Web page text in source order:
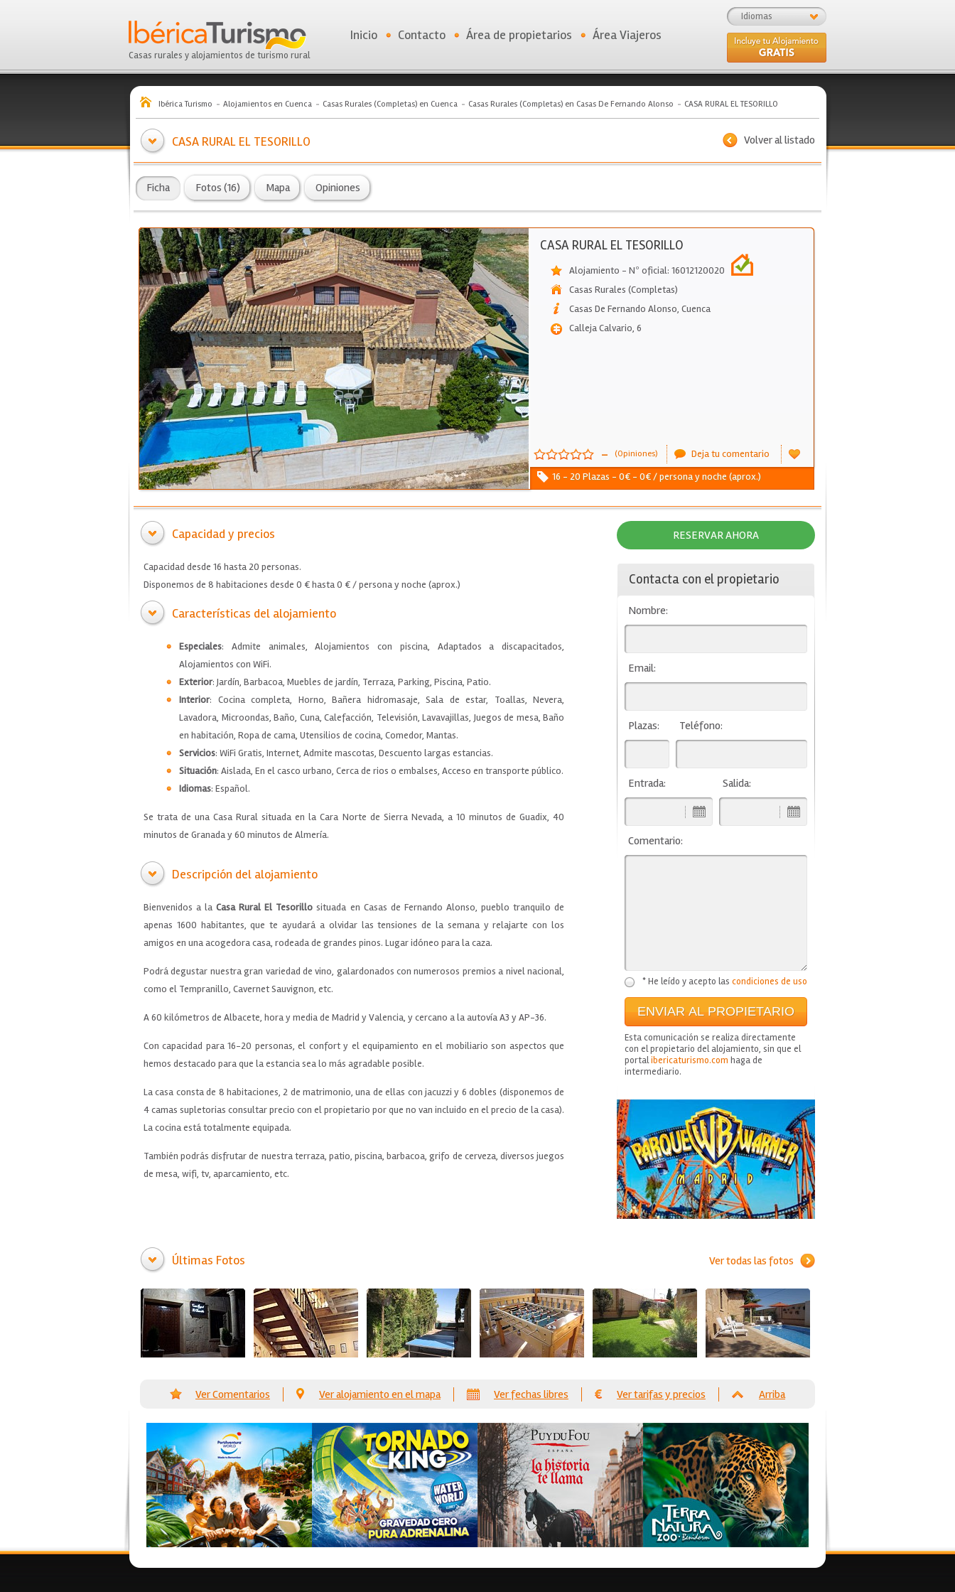
Casas rurales y alojamientos de turismo rural
Idiomas
Inicio Contacto Área de propietarios Área Viajeros
Ibérica Turismo Alojamientos en Cuenca Casas Rurales (Completas) en Cuenca Casas Rurales (Completas) en Casas De Fernando Alonso CASA RURAL EL TESORILLO
Volver al listado
CASA RURAL EL TESORILLO
Ficha Fotos (16) Mapa Opiniones
CASA RURAL EL TESORILLO
Alojamiento - Nº oficial: 16012120020
Casas Rurales (Completas)
Casas De Fernando Alonso, Cuenca
Calleja Calvario, 6
- (Opiniones)
Deja tu comentario
16 - 20 Plazas - 0€ - 0€ / persona y noche (aprox.)
Capacidad y precios
Capacidad desde 16 hasta 20 personas.
Disponemos de 8 habitaciones desde 0 € hasta 0 € / persona y noche (aprox.)
Características del alojamiento
Especiales: Admite animales, Alojamientos con piscina, Adaptados a discapacitados,
Alojamientos con WiFi.
Exterior: Jardín, Barbacoa, Muebles de jardín, Terraza, Parking, Piscina, Patio.
Interior: Cocina completa, Horno, Bañera hidromasaje, Sala de estar, Toallas, Nevera,
Lavadora, Microondas, Baño, Cuna, Calefacción, Televisión, Lavavajillas, Juegos de mesa, Baño
en habitación, Ropa de cama, Utensilios de cocina, Comedor, Mantas.
Servicios: WiFi Gratis, Internet, Admite mascotas, Descuento largas estancias.
Situación: Aislada, En el casco urbano, Cerca de rios o embalses, Acceso en transporte público.
Idiomas: Español.
Se trata de una Casa Rural situada en la Cara Norte de Sierra Nevada, a 10 minutos de Guadix, 40
minutos de Granada y 60 minutos de Almería.
Descripción del alojamiento
Bienvenidos a laCasa Rural El Tesorillo situada en Casas de Fernando Alonso, pueblo tranquilo de
apenas 1600 habitantes, que te ayudará a olvidar las tensiones de la semana y relajarte con los
amigos en una acogedora casa, rodeada de grandes pinos. Lugar idóneo para la caza.
Podrá degustar nuestra gran variedad de vino, galardonados con numerosos premios a nivel nacional,
como el Tempranillo, Cavernet Sauvignon, etc.
A 60 kilómetros de Albacete, hora y media de Madrid y Valencia, y cercano a la autovía A3 y AP-36.
Con capacidad para 16-20 personas, el confort y el equipamiento en el mobiliario son aspectos que
hemos destacado para que la estancia sea lo más agradable posible.
La casa consta de 8 habitaciones, 2 de matrimonio, una de ellas con jacuzzi y 6 dobles (disponemos de
4 camas supletorias consultar precio con el propietario por que no van incluido en el precio de la casa).
La cocina está totalmente equipada.
También podrás disfrutar de nuestra terraza, patio, piscina, barbacoa, grifo de cerveza, diversos juegos
de mesa, wifi, tv, aparcamiento, etc.
RESERVAR AHORA
Contacta con el propietario
Nombre:
Email:
Plazas: Teléfono:
Entrada: Salida:
Comentario:
* He leído y acepto las condiciones de uso
Esta comunicación se realiza directamente
con el propietario del alojamiento, sin que el
portalibericaturismo.com haga de
intermediario.
Ver todas las fotos
Últimas Fotos
Ver Comentarios Ver alojamiento en el mapa Ver fechas libres Ver tarifas y precios Arriba